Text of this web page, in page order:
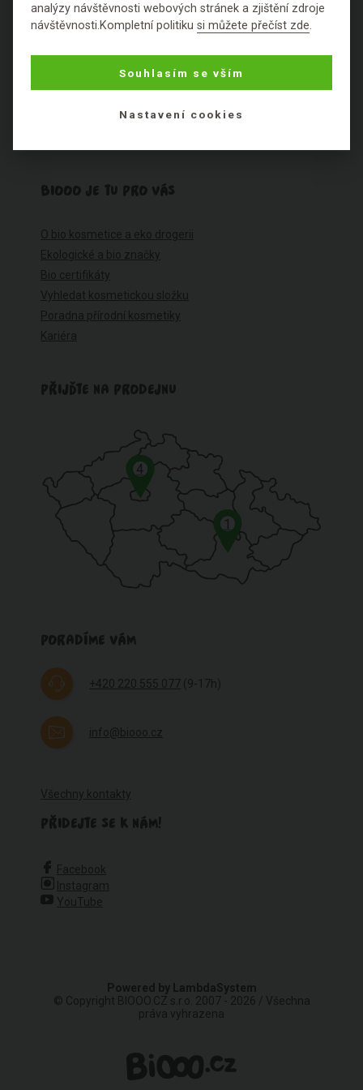
Často kladené dotazy
Možnosti plateb
Ochrana osobních údajů
BIOOO JE TU PRO VÁS
O bio kosmetice a eko drogerii
Ekologické a bio značky
Bio certifikáty
Vyhledat kosmetickou složku
Poradna přírodní kosmetiky
Kariéra
PŘIJĎTE NA PRODEJNU
1
4
PORADÍME VÁM
+420 220 555 077 (9-17h)
info@biooo.cz
Všechny kontakty
PŘIDEJTE SE K NÁM!
Facebook
Instagram
YouTube
Powered by LambdaSystem
© Copyright BIOOO.CZ s.r.o. 2007 - 2026 / Všechna
práva vyhrazena
analýzy návštěvnosti webových stránek a zjištění zdroje
návštěvnosti.Kompletní politikusi můžete přečíst zde.
Souhlasím se vším
Nastavení cookies